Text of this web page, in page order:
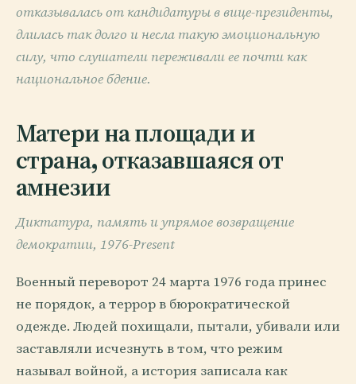
отказывалась от кандидатуры в вице-президенты,
длилась так долго и несла такую эмоциональную
силу, что слушатели переживали ее почти как
национальное бдение.
Матери на площади и
страна, отказавшаяся от
амнезии
Диктатура, память и упрямое возвращение
демократии, 1976-Present
Военный переворот 24 марта 1976 года принес
не порядок, а террор в бюрократической
одежде. Людей похищали, пытали, убивали или
заставляли исчезнуть в том, что режим
называл войной, а история записала как